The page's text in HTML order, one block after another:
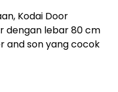
Kodai Door
dengan lebar 80 cm
and son yang cocok